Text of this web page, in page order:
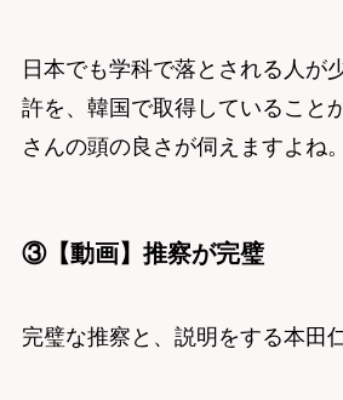
日本でも学科で落とされる人が
許を、韓国で取得していること
さんの頭の良さが伺えますよね。
③【動画】推察が完璧
完璧な推察と、説明をする本田